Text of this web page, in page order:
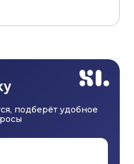
подберёт удобное